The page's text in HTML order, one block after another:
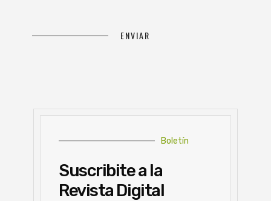
Boletín
Suscribite a la
Revista Digital